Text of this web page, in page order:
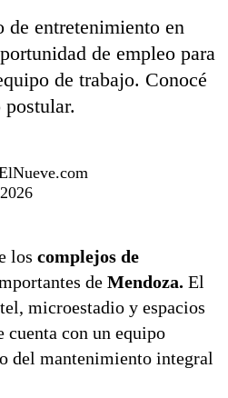
entretenimiento en
de empleo para
de trabajo. Conocé
los complejos de
de Mendoza. El
microestadio y espacios
cuenta con un equipo
del mantenimiento integral